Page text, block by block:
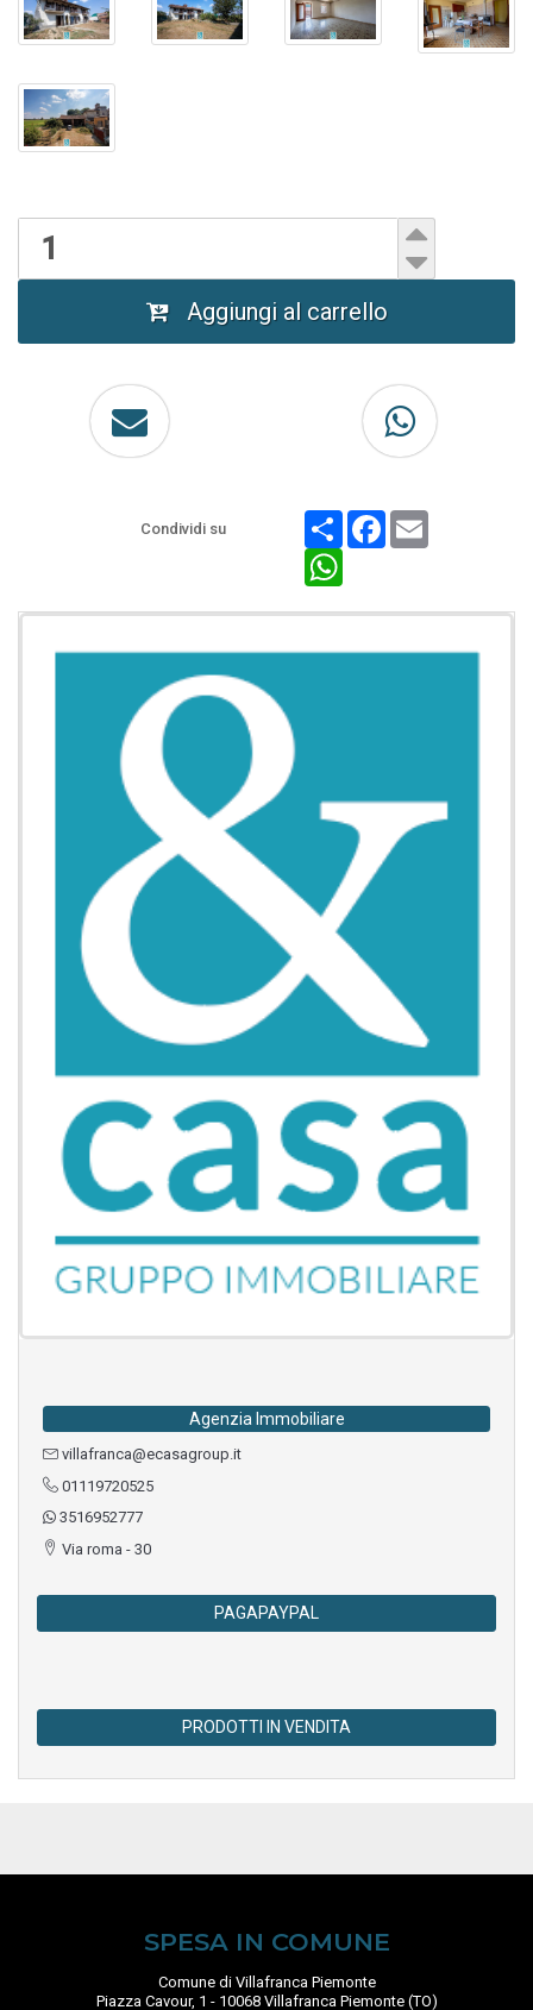
Aggiungi al carrello
Condividi su
Share Facebook
Email
WhatsApp
Agenzia Immobiliare
villafranca@ecasagroup.it
01119720525
3516952777
Via roma - 30
PAGAPAYPAL
PRODOTTI IN VENDITA
SPESA IN COMUNE
Comune di Villafranca Piemonte
Piazza Cavour, 1 - 10068 Villafranca Piemonte (TO)